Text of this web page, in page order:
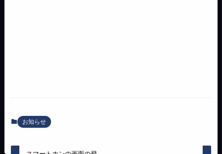
お知らせ